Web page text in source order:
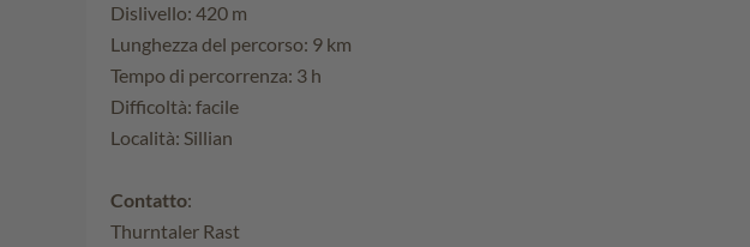
Dislivello: 420 m
Lunghezza del percorso: 9 km
Tempo di percorrenza: 3 h
Difficoltà: facile
Località: Sillian
Contatto:
Thurntaler Rast